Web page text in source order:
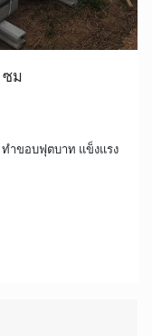
ซม
ำขอบฟุตบาท แข็งแรง